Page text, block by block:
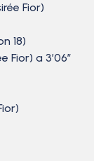
Fior)
18)
Fior) a 3’06”